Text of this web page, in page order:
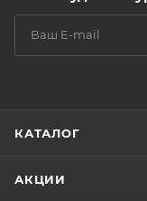
кожу, придавая
шелковистость.
КАТАЛОГ
АКЦИИ